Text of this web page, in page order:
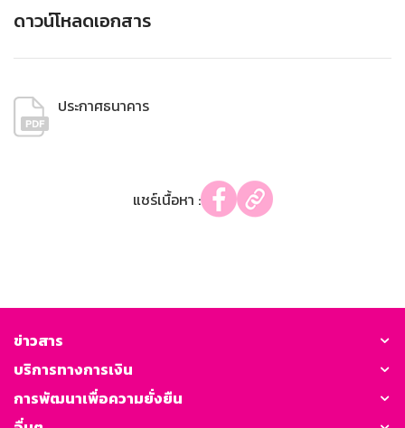
ดาวน์โหลดเอกสาร
ประกาศธนาคาร
แชร์เนื้อหา :
ข่าวสาร
บริการทางการเงิน
การพัฒนาเพื่อความยั่งยืน